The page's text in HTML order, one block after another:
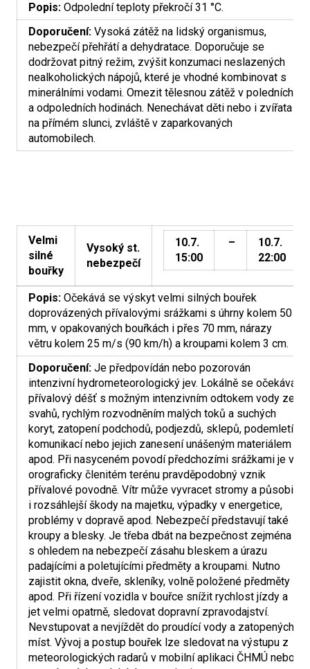
Popis: Odpolední teploty překročí 31 °C.
Doporučení: Vysoká zátěž na lidský organismus,
nebezpečí přehřátí a dehydratace. Doporučuje se
dodržovat pitný režim, zvýšit konzumaci neslazených
nealkoholických nápojů, které je vhodné kombinovat s
minerálními vodami. Omezit tělesnou zátěž v poledních
a odpoledních hodinách. Nenechávat děti nebo i zvířata
na přímém slunci, zvláště v zaparkovaných
automobilech.
Velmi
silné
bouřky
Vysoký st.
nebezpečí
10.7.
15:00
–
10.7.
22:00
Popis: Očekává se výskyt velmi silných bouřek
doprovázených přívalovými srážkami s úhrny kolem 50
mm, v opakovaných bouřkách i přes 70 mm, nárazy
větru kolem 25 m/s (90 km/h) a kroupami kolem 3 cm.
Doporučení: Je předpovídán nebo pozorován
intenzivní hydrometeorologický jev. Lokálně se očekává
přívalový déšť s možným intenzivním odtokem vody ze
svahů, rychlým rozvodněním malých toků a suchých
koryt, zatopení podchodů, podjezdů, sklepů, podemletí
komunikací nebo jejich zanesení unášeným materiálem
apod. Při nasyceném povodí předchozími srážkami je v
orograficky členitém terénu pravděpodobný vznik
přívalové povodně. Vítr může vyvracet stromy a působit
i rozsáhlejší škody na majetku, výpadky v energetice,
problémy v dopravě apod. Nebezpečí představují také
kroupy a blesky. Je třeba dbát na bezpečnost zejména
s ohledem na nebezpečí zásahu bleskem a úrazu
padajícími a poletujícími předměty a kroupami. Nutno
zajistit okna, dveře, skleníky, volně položené předměty
apod. Při řízení vozidla v bouřce snížit rychlost jízdy a
jet velmi opatrně, sledovat dopravní zpravodajství.
Nevstupovat a nevjíždět do proudící vody a zatopených
míst. Vývoj a postup bouřek lze sledovat na výstupu z
meteorologických radarů v mobilní aplikaci ČHMÚ nebo